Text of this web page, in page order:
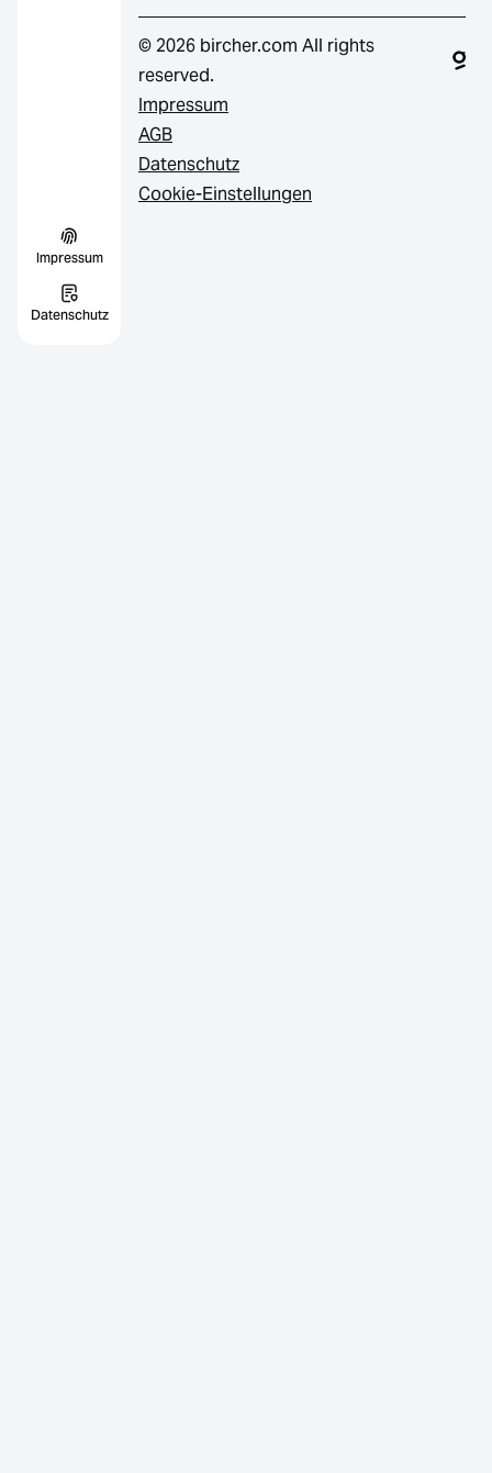
Impressum
Datenschutz
© 2026 bircher.com All rights
reserved.
Impressum
AGB
Datenschutz
Cookie-Einstellungen